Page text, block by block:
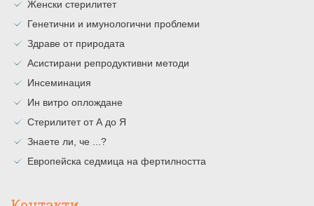
Женски стерилитет
Генетични и имунологични проблеми
Здраве от природата
Асистирани репродуктивни методи
Инсеминация
Ин витро оплождане
Стерилитет от А до Я
Знаете ли, че ...?
Европейска седмица на фертилността